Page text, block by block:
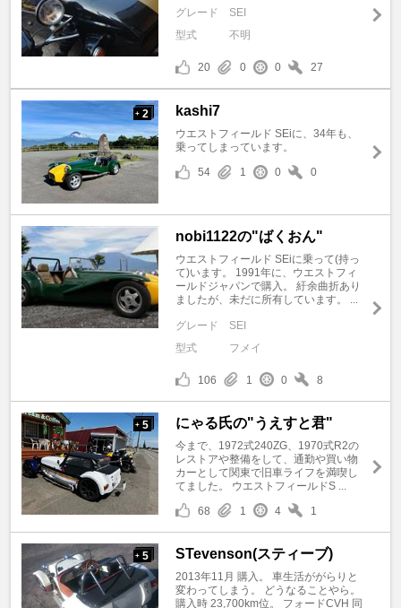
グレード
SEI
型式
不明
20 0 0 27
+ 2 kashi7
ウエストフィールド SEiに、34年も、
乗ってしまっています。
54
1 0 0
nobi1122の"ばくおん"
ウエストフィールド SEiに乗って(持っ
て)います。 1991年に、ウエストフィ
ールドジャパンで購入。 紆余曲折あり
ましたが、未だに所有しています。 ...
グレード
SEI
型式
フメイ
106 1 0 8
+ 5 にゃる氏の"うえすと君"
今まで、1972式240ZG、1970式R2の
レストアや整備をして、通勤や買い物
カーとして関東で旧車ライフを満喫し
てました。 ウエストフィールドS ...
68
1 4 1
+ 5 STevenson(スティーブ)
2013年11月 購入。 車生活ががらりと
変わってしまう。 どうなることやら。
購入時 23,700km位。 フォードCVH 同